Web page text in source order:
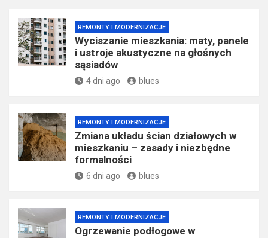
REMONTY I MODERNIZACJE
Wyciszanie mieszkania: maty, panele
i ustroje akustyczne na głośnych
sąsiadów
4 dni ago blues
REMONTY I MODERNIZACJE
Zmiana układu ścian działowych w
mieszkaniu – zasady i niezbędne
formalności
6 dni ago blues
REMONTY I MODERNIZACJE
Ogrzewanie podłogowe w